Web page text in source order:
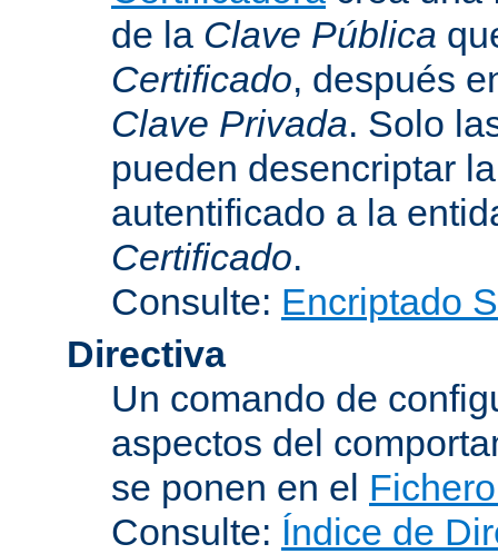
de la Clave Pública
Certificado, después
Clave Privada. Solo
pueden desencriptar
autentificado a la
Certificado.
Consulte: Encriptado
Directiva
Un comando de
aspectos del
se ponen en el
Consulte: Índice de